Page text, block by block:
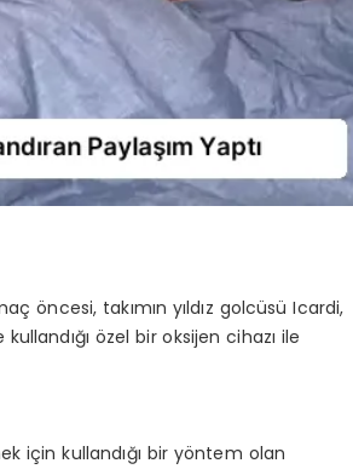
öncesi, takımın yıldız golcüsü Icardi,
özel bir oksijen cihazı ile
için kullandığı bir yöntem olan